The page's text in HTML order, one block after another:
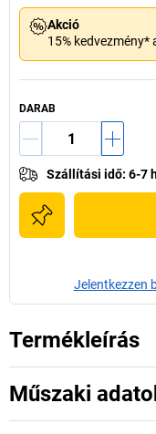
Akció
15% kedvezmény*
DARAB
Szállítási idő: 6-7
Jelentkezzen
Termékleírás
Műszaki